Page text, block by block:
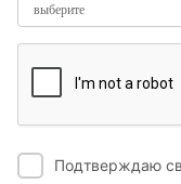
выберите
Подтверждаю